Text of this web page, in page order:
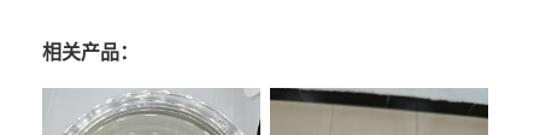
相关产品：